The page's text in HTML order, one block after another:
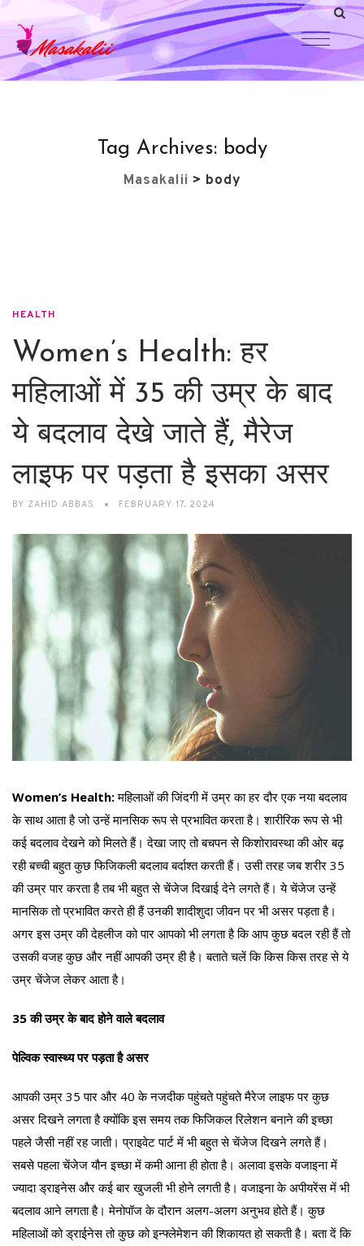
Tag Archives: body
Masakalii > body
HEALTH
Women’s Health: हर
महिलाओं में 35 की उम्र के बाद
ये बदलाव देखे जाते हैं, मैरेज
लाइफ पर पड़ता है इसका असर
BY ZAHID ABBAS FEBRUARY 17, 2024
Women’s Health:महिलाओं की जिंदगी में उम्र का हर दौर एक नया बदलाव
के साथ आता है जो उन्हें मानसिक रूप से प्रभावित करता है। शारीरिक रूप से भी
कई बदलाव देखने को मिलते हैं। देखा जाए तो बचपन से किशोरावस्था की ओर बढ़
रही बच्ची बहुत कुछ फिजिकली बदलाव बर्दाश्त करती हैं। उसी तरह जब शरीर 35
की उम्र पार करता है तब भी बहुत से चेंजेज दिखाई देने लगते हैं। ये चेंजेज उन्हें
मानसिक तो प्रभावित करते ही हैं उनकी शादीशुदा जीवन पर भी असर पड़ता है।
अगर इस उम्र की देहलीज को पार आपको भी लगता है कि आप कुछ बदल रही हैं तो
उसकी वजह कुछ और नहीं आपकी उम्र ही है। बताते चलें कि किस किस तरह से ये
उम्र चेंजेज लेकर आता है।
35 की उम्र के बाद होने वाले बदलाव
पेल्विक स्वास्थ्य पर पड़ता है असर
आपकी उम्र 35 पार और 40 के नजदीक पहुंचते पहुंचते मैरेज लाइफ पर कुछ
असर दिखने लगता है क्योंकि इस समय तक फिजिकल रिलेशन बनाने की इच्छा
पहले जैसी नहीं रह जाती। प्राइवेट पार्ट में भी बहुत से चेंजेज दिखने लगते हैं।
सबसे पहला चेंजेज यौन इच्छा में कमी आना ही होता है। अलावा इसके वजाइना में
ज्यादा ड्राइनेस और कई बार खुजली भी होने लगती है। वजाइना के अपीयरेंस में भी
बदलाव आने लगता है। मेनोपॉज के दौरान अलग-अलग अनुभव होते हैं। कुछ
महिलाओं को ड्राईनेस तो कुछ को इन्फ्लेमेशन की शिकायत हो सकती है। बता दें कि